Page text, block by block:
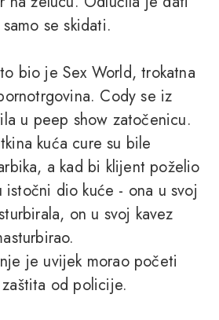
se skidati.
bio je Sex World, trokatna
Cody se iz
u peep show zatočenicu.
kuća cure su bile
a kad bi klijent poželio
dio kuće - ona u svoj
on u svoj kavez
je uvijek morao početi
od policije.